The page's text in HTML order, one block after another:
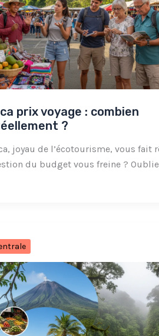
prix voyage : combien
?
joyau de l’écotourisme, vous fait
du budget vous freine ?